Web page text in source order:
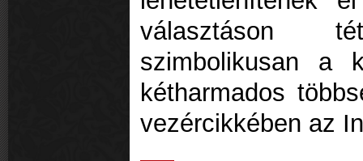
választáson
szimbolikusan a
kétharmados
vezércikkében az